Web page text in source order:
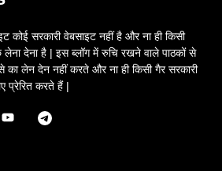
कोई सरकारी वेबसाइट नहीं है और ना ही किसी
लेना देना है | इस ब्लॉग में रुचि रखने वाले पाठकों से
का लेन देन नहीं करते और ना ही किसी गैर सरकारी
प्रेरित करते हैं |